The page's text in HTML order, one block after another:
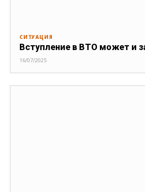
СИТУАЦИЯ
Вступление в ВТО может и
16/07/2025